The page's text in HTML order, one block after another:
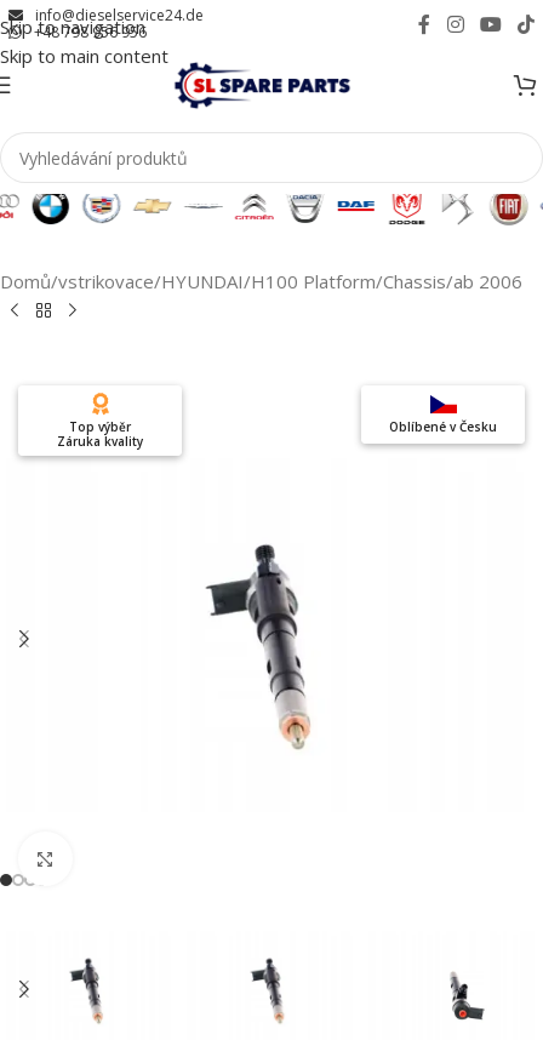
Skip to navigation
Skip to main content
info@dieselservice24.de
+48 798 956 956
Domů/vstrikovace/HYUNDAI/H100 Platform/Chassis/ab 2006
Oblíbené v Česku
Top výběr
Záruka kvality